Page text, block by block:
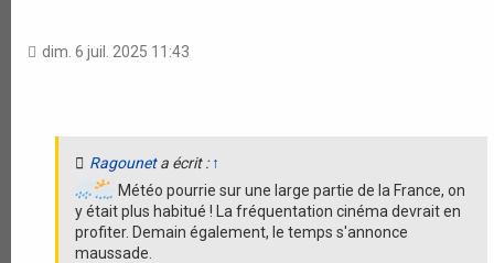
dim. 6 juil. 2025 11:43
Ragouneta écrit : ↑
Météo pourrie sur une large partie de la France, on
y était plus habitué ! La fréquentation cinéma devrait en
profiter. Demain également, le temps s'annonce
maussade.